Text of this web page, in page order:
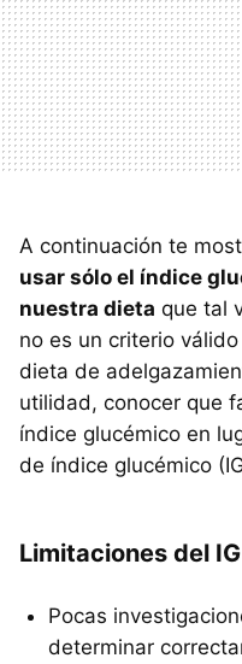
A continuación te
usar sólo el índice
nuestra dieta que tal
no es un criterio
dieta de
utilidad, conocer que
índice glucémico en
de índice glucémico
Limitaciones del IG
Pocas
determinar